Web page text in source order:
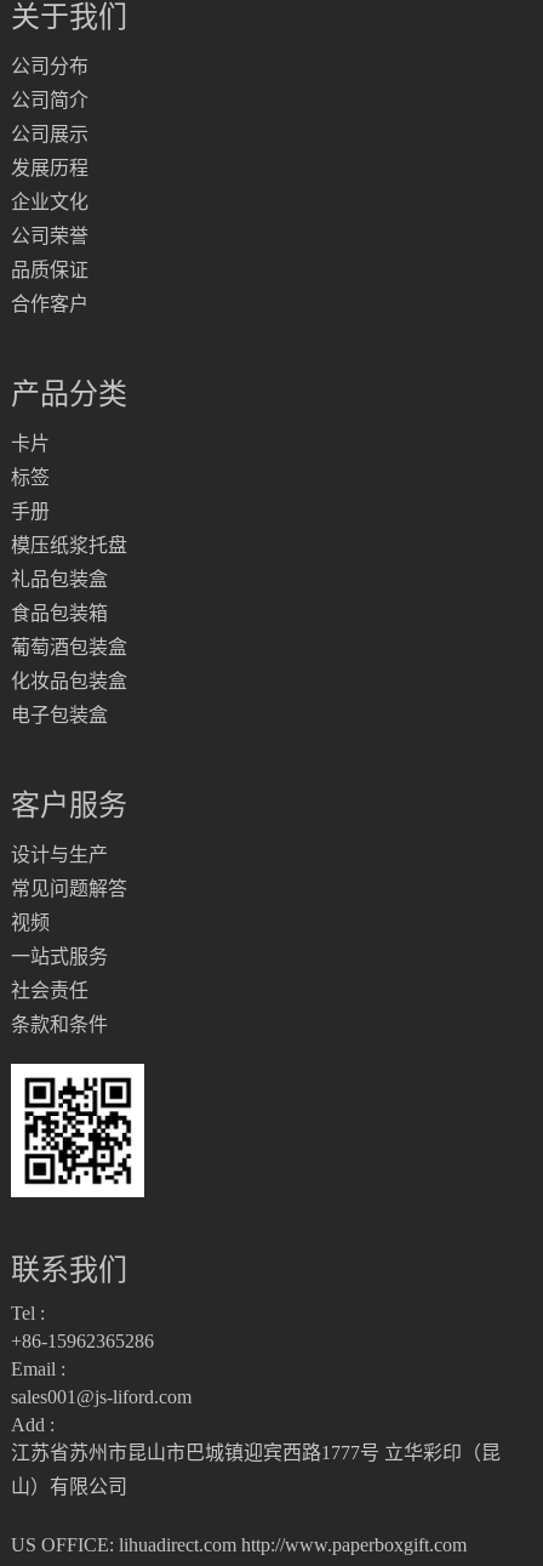
关于我们
公司分布
公司简介
公司展示
发展历程
企业文化
公司荣誉
品质保证
合作客户
产品分类
卡片
标签
手册
模压纸浆托盘
礼品包装盒
食品包装箱
葡萄酒包装盒
化妆品包装盒
电子包装盒
客户服务
设计与生产
常见问题解答
视频
一站式服务
社会责任
条款和条件
联系我们
Tel :
+86-15962365286
Email :
sales001@js-liford.com
Add :
江苏省苏州市昆山市巴城镇迎宾西路1777号 立华彩印（昆
山）有限公司
US OFFICE: lihuadirect.com http://www.paperboxgift.com